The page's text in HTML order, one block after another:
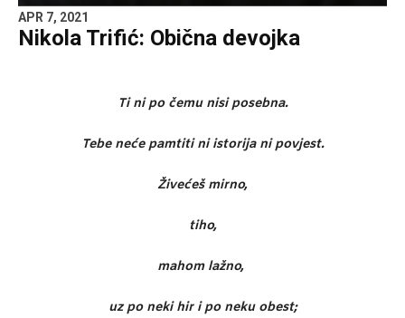
APR 7, 2021
Nikola Trifić: Obična devojka
Ti ni po čemu nisi posebna.
Tebe neće pamtiti ni istorija ni povjest.
Živećeš mirno,
tiho,
mahom lažno,
uz po neki hir i po neku obest;